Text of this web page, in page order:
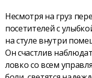
Несмотря на груз
посетителей с
на стуле внутри
Он счастлив
ловко со всем